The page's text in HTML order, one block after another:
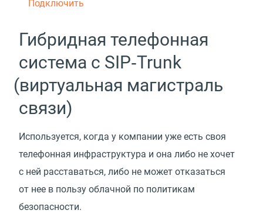
Подключить
Гибридная телефонная
система с SIP‑Trunk
(виртуальная магистраль
связи)
Используется, когда у компании уже есть своя
телефонная инфраструктура и она либо не хочет
с ней расставаться, либо не может отказаться
от нее в пользу облачной по политикам
безопасности.